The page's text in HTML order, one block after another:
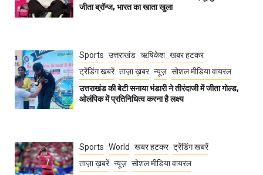
जीता ब्रॉन्ज, भारत का खाता खुला
Sports उत्तराखंड ऋषिकेश खबर हटकर
ट्रेंडिंग खबरें ताज़ा ख़बर न्यूज़ सोशल मीडिया वायरल
उत्तराखंड की बेटी सनाया भंडारी ने तीरंदाजी में जीता गोल्ड,
ओलंपिक में प्रतिनिधित्व करना है लक्ष्य
Sports World खबर हटकर ट्रेंडिंग खबरें
ताज़ा ख़बरें न्यूज़ सोशल मीडिया वायरल